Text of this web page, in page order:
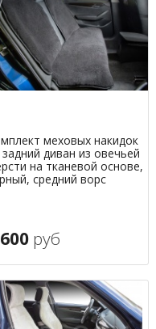
меховых накидок
диван из овечьей
на тканевой основе,
средний ворс
руб